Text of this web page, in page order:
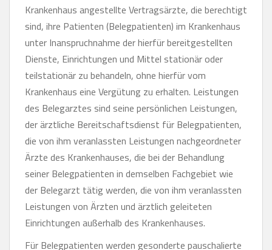
Krankenhaus angestellte Vertragsärzte, die berechtigt
sind, ihre Patienten (Belegpatienten) im Krankenhaus
unter Inanspruchnahme der hierfür bereitgestellten
Dienste, Einrichtungen und Mittel stationär oder
teilstationär zu behandeln, ohne hierfür vom
Krankenhaus eine Vergütung zu erhalten. Leistungen
des Belegarztes sind seine persönlichen Leistungen,
der ärztliche Bereitschaftsdienst für Belegpatienten,
die von ihm veranlassten Leistungen nachgeordneter
Ärzte des Krankenhauses, die bei der Behandlung
seiner Belegpatienten in demselben Fachgebiet wie
der Belegarzt tätig werden, die von ihm veranlassten
Leistungen von Ärzten und ärztlich geleiteten
Einrichtungen außerhalb des Krankenhauses.
Für Belegpatienten werden gesonderte pauschalierte